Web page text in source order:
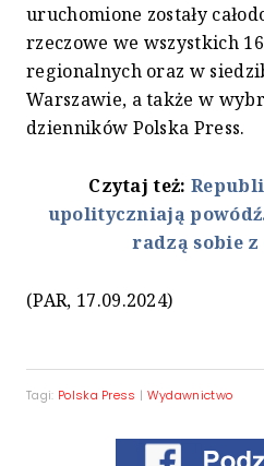
uruchomione zostały
rzeczowe we wszystkich
regionalnych oraz w
Warszawie, a także w
dzienników Polska Press.
Czytaj też:
upolityczniają
radzą sobie
(PAR, 17.09.2024)
Tagi: Polska Press | Wydawnictwo